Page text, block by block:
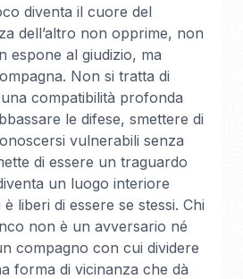
diventa il cuore del
dell’altro non opprime, non
espone al giudizio, ma
Non si tratta di
compatibilità profonda
le difese, smettere di
vulnerabili senza
di essere un traguardo
un luogo interiore
liberi di essere se stessi. Chi
non è un avversario né
compagno con cui dividere
forma di vicinanza che dà